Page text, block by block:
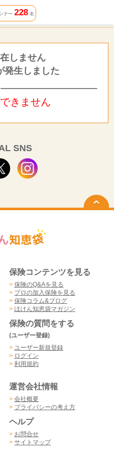
ナー 228名
しません
発生しました
きません
SNS
保険コンテンツを見る
> 保険のQ&Aを見る
> プロの加入保険を見る
> 保険コラム&ブログ
> ほけん知恵袋マガジン
保険の質問をする
(ユーザー登録)
> ユーザー新規登録
> ログイン
> 利用規約
運営会社情報
> 会社概要
> プライバシーの考え方
ヘルプ
> お問合せ
> サイトマップ